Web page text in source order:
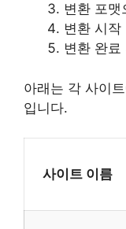
변환 포맷
변환 시작
변환 완료
아래는 각 사이
입니다.
사이트 이름